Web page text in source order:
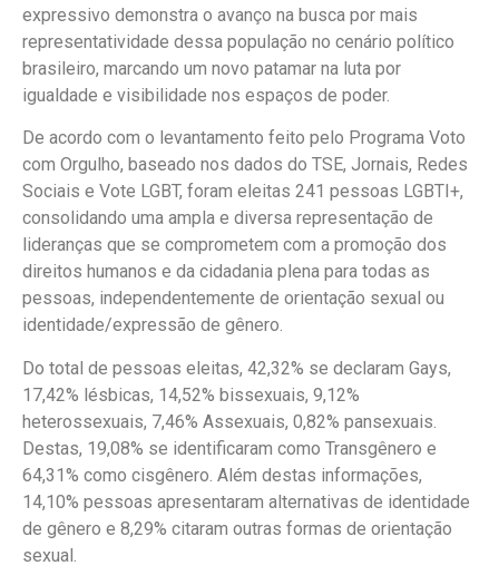
expressivo demonstra o avanço na busca por mais
representatividade dessa população no cenário político
brasileiro, marcando um novo patamar na luta por
igualdade e visibilidade nos espaços de poder.
De acordo com o levantamento feito pelo Programa Voto
com Orgulho, baseado nos dados do TSE, Jornais, Redes
Sociais e Vote LGBT, foram eleitas 241 pessoas LGBTI+,
consolidando uma ampla e diversa representação de
lideranças que se comprometem com a promoção dos
direitos humanos e da cidadania plena para todas as
pessoas, independentemente de orientação sexual ou
identidade/expressão de gênero.
Do total de pessoas eleitas, 42,32% se declaram Gays,
17,42% lésbicas, 14,52% bissexuais, 9,12%
heterossexuais, 7,46% Assexuais, 0,82% pansexuais.
Destas, 19,08% se identificaram como Transgênero e
64,31% como cisgênero. Além destas informações,
14,10% pessoas apresentaram alternativas de identidade
de gênero e 8,29% citaram outras formas de orientação
sexual.